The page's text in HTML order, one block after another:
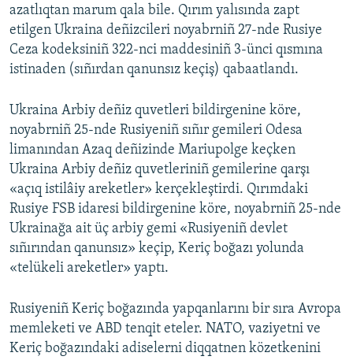
azatlıqtan marum qala bile. Qırım yalısında zapt
etilgen Ukraina deñizcileri noyabrniñ 27-nde Rusiye
Ceza kodeksiniñ 322-nci maddesiniñ 3-ünci qısmına
istinaden (sıñırdan qanunsız keçiş) qabaatlandı.
Ukraina Arbiy deñiz quvetleri bildirgenine köre,
noyabrniñ 25-nde Rusiyeniñ sıñır gemileri Odesa
limanından Azaq deñizinde Mariupolge keçken
Ukraina Arbiy deñiz quvetleriniñ gemilerine qarşı
«açıq istilâiy areketler» kerçekleştirdi. Qırımdaki
Rusiye FSB idaresi bildirgenine köre, noyabrniñ 25-nde
Ukrainağa ait üç arbiy gemi «Rusiyeniñ devlet
sıñırından qanunsız» keçip, Keriç boğazı yolunda
«telükeli areketler» yaptı.
Rusiyeniñ Keriç boğazında yapqanlarını bir sıra Avropa
memleketi ve ABD tenqit eteler. NATO, vaziyetni ve
Keriç boğazındaki adiselerni diqqatnen közetkenini